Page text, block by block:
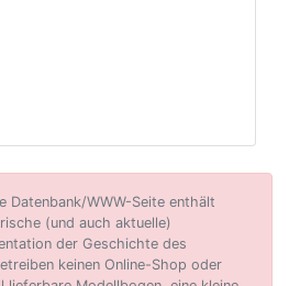
Datenbank/WWW-Seite enthält
(und auch aktuelle)
der Geschichte des
keinen Online-Shop oder